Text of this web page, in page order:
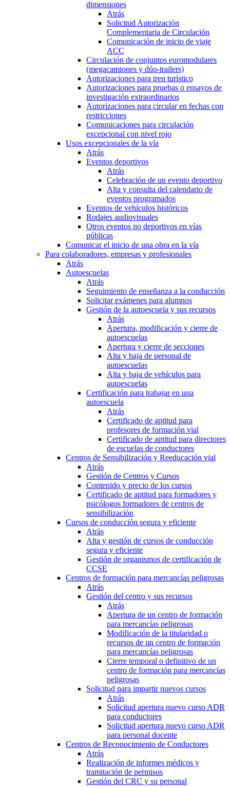
dimensiones
Atrás
Solicitud Autorización
Complementaria de Circulación
Comunicación de inicio de viaje
ACC
Circulación de conjuntos euromodulares
(megacamiones y dúo-trailers)
Autorizaciones para tren turístico
Autorizaciones para pruebas o ensayos de
investigación extraordinarios
Autorizaciones para circular en fechas con
restricciones
Comunicaciones para circulación
excepcional con nivel rojo
Usos excepcionales de la vía
Atrás
Eventos deportivos
Atrás
Celebración de un evento deportivo
Alta y consulta del calendario de
eventos programados
Eventos de vehículos históricos
Rodajes audiovisuales
Otros eventos no deportivos en vías
públicas
Comunicar el inicio de una obra en la vía
Para colaboradores, empresas y profesionales
Atrás
Autoescuelas
Atrás
Seguimiento de enseñanza a la conducción
Solicitar exámenes para alumnos
Gestión de la autoescuela y sus recursos
Atrás
Apertura, modificación y cierre de
autoescuelas
Apertura y cierre de secciones
Alta y baja de personal de
autoescuelas
Alta y baja de vehículos para
autoescuelas
Certificación para trabajar en una
autoescuela
Atrás
Certificado de aptitud para
profesores de formación vial
Certificado de aptitud para directores
de escuelas de conductores
Centros de Sensibilización y Reeducación vial
Atrás
Gestión de Centros y Cursos
Contenido y precio de los cursos
Certificado de aptitud para formadores y
psicólogos formadores de centros de
sensibilización
Cursos de conducción segura y eficiente
Atrás
Alta y gestión de cursos de conducción
segura y eficiente
Gestión de organismos de certificación de
CCSE
Centros de formación para mercancías peligrosas
Atrás
Gestión del centro y sus recursos
Atrás
Apertura de un centro de formación
para mercancías peligrosas
Modificación de la titularidad o
recursos de un centro de formación
para mercancías peligrosas
Cierre temporal o definitivo de un
centro de formación para mercancías
peligrosas
Solicitud para impartir nuevos cursos
Atrás
Solicitud apertura nuevo curso ADR
para conductores
Solicitud apertura nuevo curso ADR
para personal docente
Centros de Reconocimiento de Conductores
Atrás
Realización de informes médicos y
tramitación de permisos
Gestión del CRC y su personal